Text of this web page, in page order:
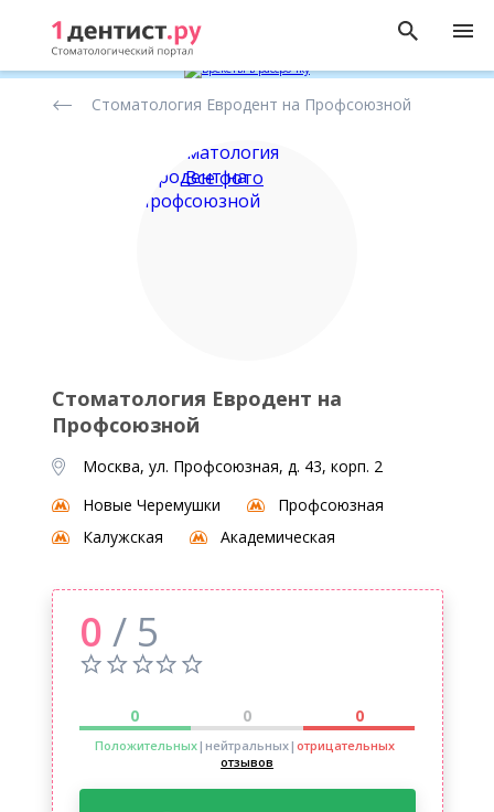
стоматологических
Стоматология Евродент на Профсоюзной
Все фото
Стоматология Евродент на
Профсоюзной
Москва, ул. Профсоюзная, д. 43, корп. 2
Новые Черемушки
Профсоюзная
Калужская
Академическая
0 / 5
0 0 0
Положительных|нейтральных| отрицательных
отзывов